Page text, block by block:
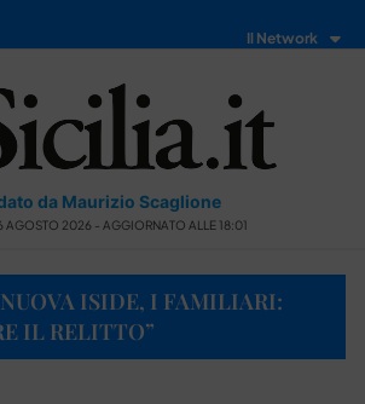
Il Network
da Maurizio Scaglione
AGOSTO 2026 - AGGIORNATO ALLE 18:01
ISIDE, I FAMILIARI:
IL RELITTO”